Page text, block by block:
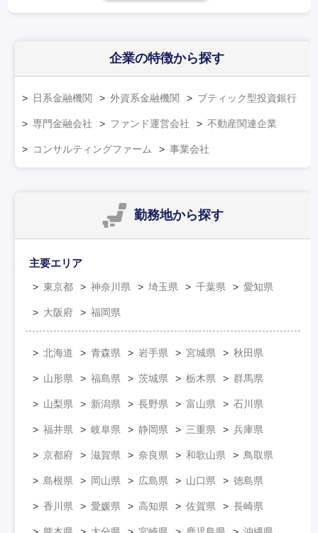
企業の特徴から探す
日系金融機関 外資系金融機関 ブティック型投資銀行
専門金融会社 ファンド運営会社 不動産関連企業
コンサルティングファーム 事業会社
勤務地から探す
主要エリア
東京都 神奈川県 埼玉県 千葉県 愛知県
大阪府 福岡県
北海道 青森県 岩手県 宮城県 秋田県
山形県 福島県 茨城県 栃木県 群馬県
山梨県 新潟県 長野県 富山県 石川県
福井県 岐阜県 静岡県 三重県 兵庫県
京都府 滋賀県 奈良県 和歌山県 鳥取県
島根県 岡山県 広島県 山口県 徳島県
香川県 愛媛県 高知県 佐賀県 長崎県